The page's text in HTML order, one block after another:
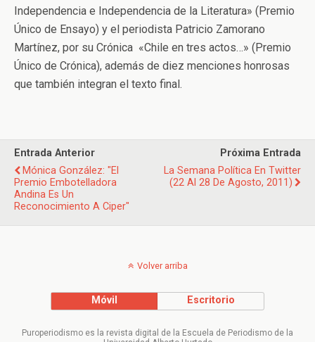
Independencia e Independencia de la Literatura» (Premio
Único de Ensayo) y el periodista Patricio Zamorano
Martínez, por su Crónica «Chile en tres actos…» (Premio
Único de Crónica), además de diez menciones honrosas
que también integran el texto final.
Entrada Anterior
Mónica González: "El
Premio Embotelladora
Andina Es Un
Reconocimiento A Ciper"
Próxima Entrada
La Semana Política En Twitter
(22 Al 28 De Agosto, 2011)
Volver arriba
Móvil Escritorio
Puroperiodismo es la revista digital de la Escuela de Periodismo de la